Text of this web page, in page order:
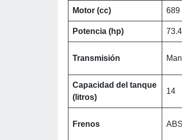
Motor (cc) 689
Potencia (hp) 73.4
Transmisión
Capacidad del tanque
(litros)
14
Frenos ABS